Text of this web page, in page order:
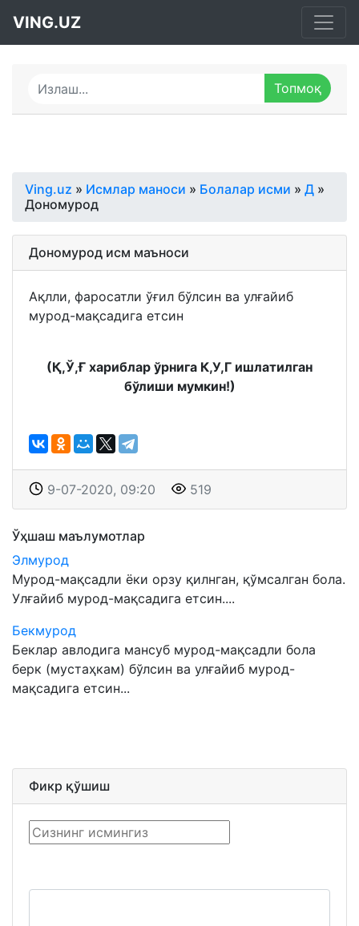
VING.UZ
Ving.uz » Исмлар маноси » Болалар исми » Д »
Дономурод
Дономурод исм маъноси
Ақлли, фаросатли ўғил бўлсин ва улғайиб
мурод-мақсадига етсин
(Қ,Ў,Ғ хариблар ўрнига К,У,Г ишлатилган
бўлиши мумкин!)
9-07-2020, 09:20 519
Ўҳшаш маълумотлар
Элмурод
Мурод-мақсадли ёки орзу қилнган, қўмсалган бола.
Улғайиб мурод-мақсадига етсин....
Бекмурод
Беклар авлодига мансуб мурод-мақсадли бола
берк (мустаҳкам) бўлсин ва улғайиб мурод-
мақсадига етсин...
Фикр қўшиш